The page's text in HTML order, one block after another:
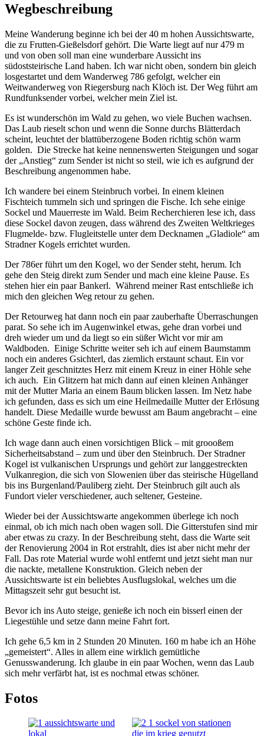
Wegbeschreibung
Meine Wanderung beginne ich bei der 40 m hohen Aussichtswarte,
die zu Frutten-Gießelsdorf gehört. Die Warte liegt auf nur 479 m
und von oben soll man eine wunderbare Aussicht ins
südoststeirische Land haben. Ich war nicht oben, sondern bin gleich
losgestartet und dem Wanderweg 786 gefolgt, welcher ein
Weitwanderweg von Riegersburg nach Klöch ist. Der Weg führt am
Rundfunksender vorbei, welcher mein Ziel ist.
Es ist wunderschön im Wald zu gehen, wo viele Buchen wachsen.
Das Laub rieselt schon und wenn die Sonne durchs Blätterdach
scheint, leuchtet der blattüberzogene Boden richtig schön warm
golden. Die Strecke hat keine nennenswerten Steigungen und sogar
der „Anstieg“ zum Sender ist nicht so steil, wie ich es aufgrund der
Beschreibung angenommen habe.
Ich wandere bei einem Steinbruch vorbei. In einem kleinen
Fischteich tummeln sich und springen die Fische. Ich sehe einige
Sockel und Mauerreste im Wald. Beim Recherchieren lese ich, dass
diese Sockel davon zeugen, dass während des Zweiten Weltkrieges
Flugmelde- bzw. Flugleitstelle unter dem Decknamen „Gladiole“ am
Stradner Kogels errichtet wurden.
Der 786er führt um den Kogel, wo der Sender steht, herum. Ich
gehe den Steig direkt zum Sender und mach eine kleine Pause. Es
stehen hier ein paar Bankerl. Während meiner Rast entschließe ich
mich den gleichen Weg retour zu gehen.
Der Retourweg hat dann noch ein paar zauberhafte Überraschungen
parat. So sehe ich im Augenwinkel etwas, gehe dran vorbei und
dreh wieder um und da liegt so ein süßer Wicht vor mir am
Waldboden. Einige Schritte weiter seh ich auf einem Baumstamm
noch ein anderes Gsichterl, das ziemlich erstaunt schaut. Ein vor
langer Zeit geschnitztes Herz mit einem Kreuz in einer Höhle sehe
ich auch. Ein Glitzern hat mich dann auf einen kleinen Anhänger
mit der Mutter Maria an einem Baum blicken lassen. Im Netz habe
ich gefunden, dass es sich um eine Heilmedaille Mutter der Erlösung
handelt. Diese Medaille wurde bewusst am Baum angebracht – eine
schöne Geste finde ich.
Ich wage dann auch einen vorsichtigen Blick – mit groooßem
Sicherheitsabstand – zum und über den Steinbruch. Der Stradner
Kogel ist vulkanischen Ursprungs und gehört zur langgestreckten
Vulkanregion, die sich von Slowenien über das steirische Hügelland
bis ins Burgenland/Pauliberg zieht. Der Steinbruch gilt auch als
Fundort vieler verschiedener, auch seltener, Gesteine.
Wieder bei der Aussichtswarte angekommen überlege ich noch
einmal, ob ich mich nach oben wagen soll. Die Gitterstufen sind mir
aber etwas zu crazy. In der Beschreibung steht, dass die Warte seit
der Renovierung 2004 in Rot erstrahlt, dies ist aber nicht mehr der
Fall. Das rote Material wurde wohl entfernt und jetzt sieht man nur
die nackte, metallene Konstruktion. Gleich neben der
Aussichtswarte ist ein beliebtes Ausflugslokal, welches um die
Mittagszeit sehr gut besucht ist.
Bevor ich ins Auto steige, genieße ich noch ein bisserl einen der
Liegestühle und setze dann meine Fahrt fort.
Ich gehe 6,5 km in 2 Stunden 20 Minuten. 160 m habe ich an Höhe
„gemeistert“. Alles in allem eine wirklich gemütliche
Genusswanderung. Ich glaube in ein paar Wochen, wenn das Laub
sich mehr verfärbt hat, ist es nochmal etwas schöner.
Fotos